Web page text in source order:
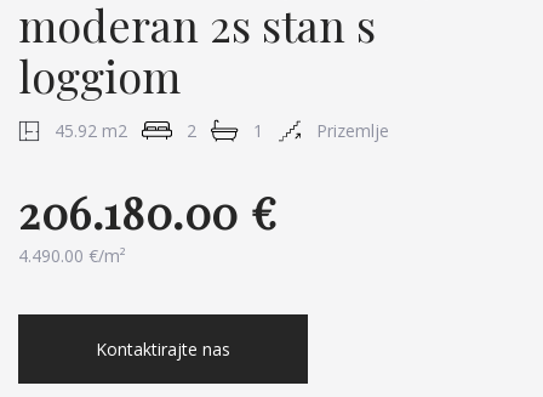
moderan 2s stan s
loggiom
45.92 m2 2 1 Prizemlje
206.180.00 €
4.490.00 €/m²
Kontaktirajte nas